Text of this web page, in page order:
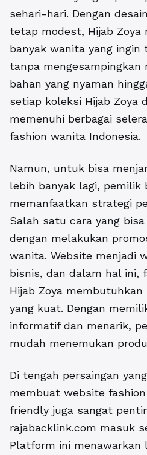
sehari-hari. Dengan
tetap modest, Hijab Zoya
banyak wanita yang ingin
tanpa mengesampingkan
bahan yang nyaman
setiap koleksi Hijab Zoya
memenuhi berbagai
fashion wanita Indonesia.
Namun, untuk bisa
lebih banyak lagi, pemilik
memanfaatkan strategi
Salah satu cara yang
dengan melakukan
wanita. Website menjadi
bisnis, dan dalam hal ini,
Hijab Zoya
yang kuat. Dengan
informatif dan menarik,
mudah menemukan
Di tengah persaingan
membuat website
friendly juga sangat
rajabacklink.com masuk
Platform ini menawarkan